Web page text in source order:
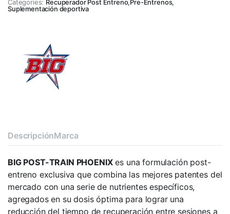
Categories: Recuperador Post Entreno,Pre-Entrenos,
Suplementación deportiva
DescripciónMarca
BIG POST-TRAIN PHOENIXes una formulación post-
entreno exclusiva que combina las mejores patentes del
mercado con una serie de nutrientes específicos,
agregados en su dosis óptima para lograr una
reducción del tiempo de recuperación entre sesiones a